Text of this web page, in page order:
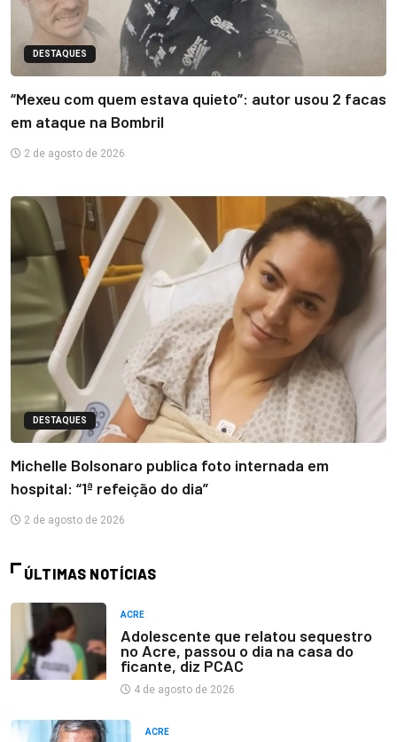
DESTAQUES
“Mexeu com quem estava quieto”: autor usou 2 facas
em ataque na Bombril
2 de agosto de 2026
DESTAQUES
Michelle Bolsonaro publica foto internada em
hospital: “1ª refeição do dia”
2 de agosto de 2026
ÚLTIMAS NOTÍCIAS
ACRE
Adolescente que relatou sequestro
no Acre, passou o dia na casa do
ficante, diz PCAC
4 de agosto de 2026
ACRE